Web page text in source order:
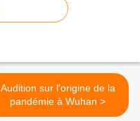
Audition sur l'origine de la
pandémie à Wuhan >